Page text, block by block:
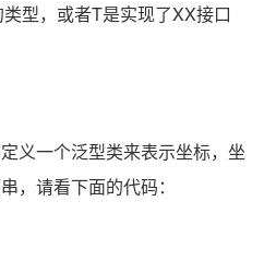
型，或者T是实现了XX接口
一个泛型类来表示坐标，坐
，请看下面的代码：